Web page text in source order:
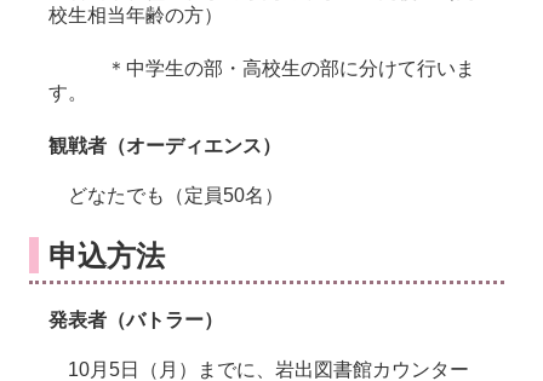
校生相当年齢の方）
＊中学生の部・高校生の部に分けて行いま
す。
観戦者（オーディエンス）
どなたでも（定員50名）
申込方法
発表者（バトラー）
10月5日（月）までに、岩出図書館カウンター